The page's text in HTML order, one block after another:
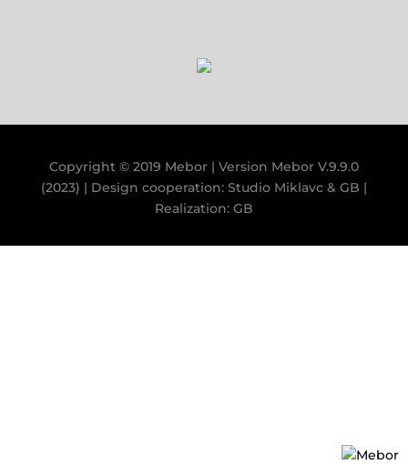
Copyright © 2019 Mebor | Version Mebor V.9.9.0
(2023) | Design cooperation: Studio Miklavc& GB |
Realization: GB